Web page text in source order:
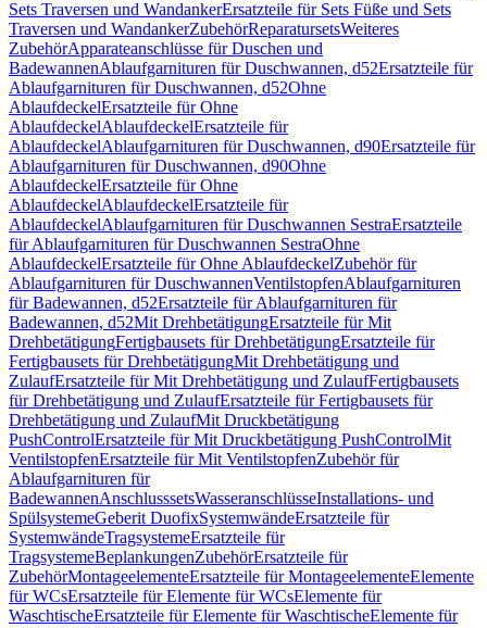
Sets Traversen und WandankerErsatzteile für Sets Füße und Sets
Traversen und WandankerZubehörReparatursetsWeiteres
ZubehörApparateanschlüsse für Duschen und
BadewannenAblaufgarnituren für Duschwannen, d52Ersatzteile für
Ablaufgarnituren für Duschwannen, d52Ohne
AblaufdeckelErsatzteile für Ohne
AblaufdeckelAblaufdeckelErsatzteile für
AblaufdeckelAblaufgarnituren für Duschwannen, d90Ersatzteile für
Ablaufgarnituren für Duschwannen, d90Ohne
AblaufdeckelErsatzteile für Ohne
AblaufdeckelAblaufdeckelErsatzteile für
AblaufdeckelAblaufgarnituren für Duschwannen SestraErsatzteile
für Ablaufgarnituren für Duschwannen SestraOhne
AblaufdeckelErsatzteile für Ohne AblaufdeckelZubehör für
Ablaufgarnituren für DuschwannenVentilstopfenAblaufgarnituren
für Badewannen, d52Ersatzteile für Ablaufgarnituren für
Badewannen, d52Mit DrehbetätigungErsatzteile für Mit
DrehbetätigungFertigbausets für DrehbetätigungErsatzteile für
Fertigbausets für DrehbetätigungMit Drehbetätigung und
ZulaufErsatzteile für Mit Drehbetätigung und ZulaufFertigbausets
für Drehbetätigung und ZulaufErsatzteile für Fertigbausets für
Drehbetätigung und ZulaufMit Druckbetätigung
PushControlErsatzteile für Mit Druckbetätigung PushControlMit
VentilstopfenErsatzteile für Mit VentilstopfenZubehör für
Ablaufgarnituren für
BadewannenAnschlusssetsWasseranschlüsseInstallations- und
SpülsystemeGeberit DuofixSystemwändeErsatzteile für
SystemwändeTragsystemeErsatzteile für
TragsystemeBeplankungenZubehörErsatzteile für
ZubehörMontageelementeErsatzteile für MontageelementeElemente
für WCsErsatzteile für Elemente für WCsElemente für
WaschtischeErsatzteile für Elemente für WaschtischeElemente für